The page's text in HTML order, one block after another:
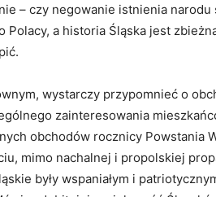
– czy negowanie istnienia
Polacy, a historia Śląska jest
wystarczy przypomnieć o
zainteresowania
obchodów rocznicy Powstania
mimo nachalnej i propolskiej
były wspaniałym i